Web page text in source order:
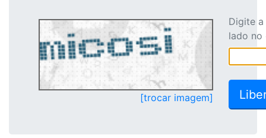
[trocar imagem]
Digite
lado no